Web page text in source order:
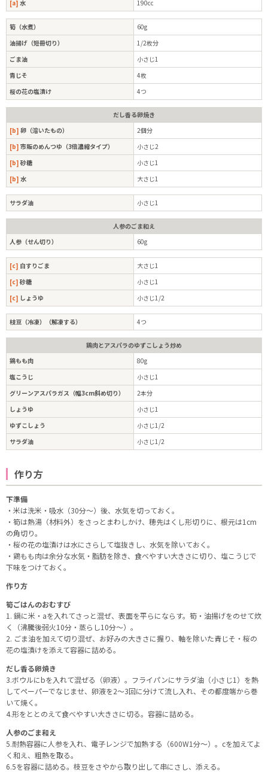
[a] 水 190cc
筍（水煮）
60g
油揚げ（短冊切り）
1/2枚分
ごま油
小さじ1
青じそ
4枚
桜の花の塩漬け
4つ
だし香る卵焼き
[b] 卵（溶いたもの）
2個分
[b] 市販のめんつゆ（3倍濃縮タイプ）
小さじ2
[b] 砂糖
小さじ1
[b] 水 大さじ1
サラダ油 小さじ1
人参のごま和え
人参（せん切り）
60g
[c] 白すりごま
大さじ1
[c] 砂糖
小さじ1
[c] しょうゆ 小さじ1/2
枝豆（冷凍）（解凍する） 4つ
鶏肉とアスパラのゆずこしょう炒め
鶏もも肉
80g
塩こうじ
小さじ1
グリーンアスパラガス（幅3cm斜め切り）
2本分
しょうゆ
小さじ1
ゆずこしょう
小さじ1/2
サラダ油
小さじ1/2
作り方
下準備
・米は洗米・吸水（30分〜）後、水気を切っておく。
・筍は熱湯（材料外）をさっとまわしかけ、穂先はくし形切りに、根元は1cm
の角切り。
・桜の花の塩漬けは水にさらして塩抜きし、水気を除いておく。
・鶏もも肉は余分な水気・脂肪を除き、食べやすい大きさに切り、塩こうじで
下味をつけておく。
作り方
筍ごはんのおむすび
1. 鍋に米・aを入れてさっと混ぜ、表面を平らにならす。筍・油揚げをのせて炊
く（沸騰後弱火10分・蒸らし10分〜）。
2. ごま油を加えて切り混ぜ、お好みの大きさに握り、軸を除いた青じそ・桜の
花の塩漬けを添えて容器に詰める。
だし香る卵焼き
3.ボウルにbを入れて混ぜる（卵液）。フライパンにサラダ油（小さじ1）を熱
してペーパーでなじませ、卵液を2〜3回に分けて流し入れ、その都度端から巻
いて焼く。
4.形をととのえて食べやすい大きさに切る。容器に詰める。
人参のごま和え
5.耐熱容器に人参を入れ、電子レンジで加熱する（600W1分〜）。cを加えてよ
く和え、粗熱を取る。
6.5を容器に詰める。枝豆をさやから取り出して串にさし、添える。